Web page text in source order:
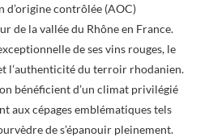
d’origine contrôlée (AOC)
de la vallée du Rhône en France.
de ses vins rouges, le
l’authenticité du terroir rhodanien.
bénéficient d’un climat privilégié
aux cépages emblématiques tels
de s’épanouir pleinement.